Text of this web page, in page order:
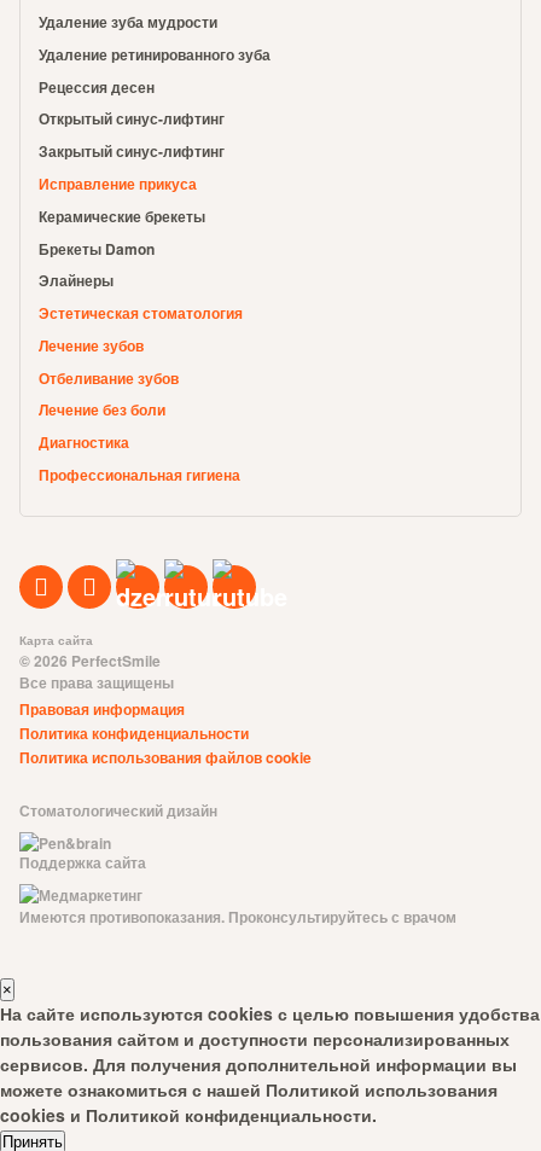
Удаление зуба мудрости
Удаление ретинированного зуба
Рецессия десен
Открытый синус-лифтинг
Закрытый синус-лифтинг
Исправление прикуса
Керамические брекеты
Брекеты Damon
Элайнеры
Эстетическая стоматология
Лечение зубов
Отбеливание зубов
Лечение без боли
Диагностика
Профессиональная гигиена
Карта сайта
© 2026 PerfectSmile
Все права защищены
Правовая информация
Политика конфиденциальности
Политика использования файлов cookie
Стоматологический дизайн
Поддержка сайта
Имеются противопоказания. Проконсультируйтесь с врачом
×
На сайте используются cookies с целью повышения удобства
пользования сайтом и доступности персонализированных
сервисов. Для получения дополнительной информации вы
можете ознакомиться с нашей Политикой использования
cookies и Политикой конфиденциальности.
Принять